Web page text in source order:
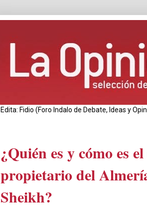
Edita: Fidio (Foro Indalo de Debate, Ideas y
¿Quién es y cómo es
propietario del
Sheikh?